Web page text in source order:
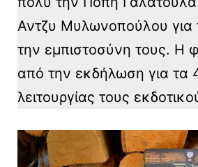
Αντζυ Μυλωνοπούλου για
την εμπιστοσύνη τους. Η
από την εκδήλωση για τα
λειτουργίας τους